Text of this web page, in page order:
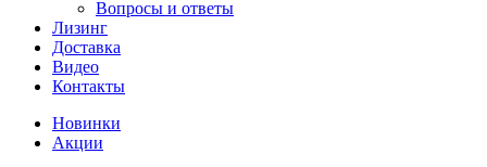
Вопросы и ответы
Лизинг
Доставка
Видео
Контакты
Новинки
Акции